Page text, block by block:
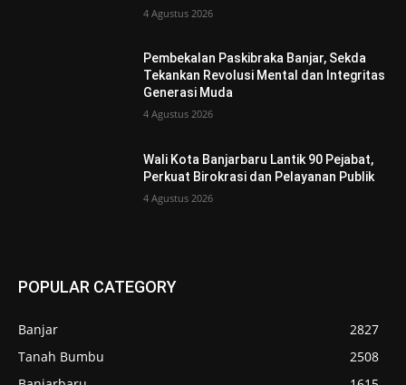
4 Agustus 2026
Pembekalan Paskibraka Banjar, Sekda
Tekankan Revolusi Mental dan Integritas
Generasi Muda
4 Agustus 2026
Wali Kota Banjarbaru Lantik 90 Pejabat,
Perkuat Birokrasi dan Pelayanan Publik
4 Agustus 2026
POPULAR CATEGORY
Banjar
2827
Tanah Bumbu
2508